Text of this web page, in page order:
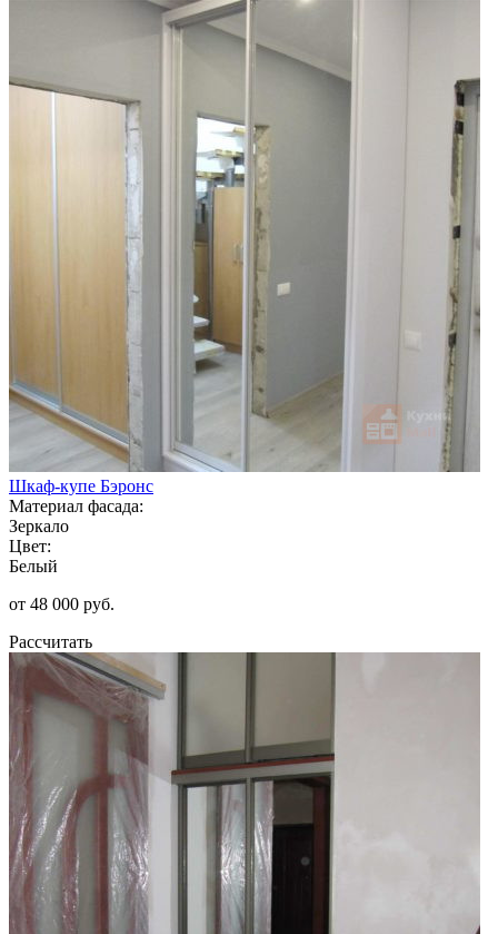
Шкаф-купе Бэронс
Материал фасада:
Зеркало
Цвет:
Белый
от 48 000 руб.
Рассчитать